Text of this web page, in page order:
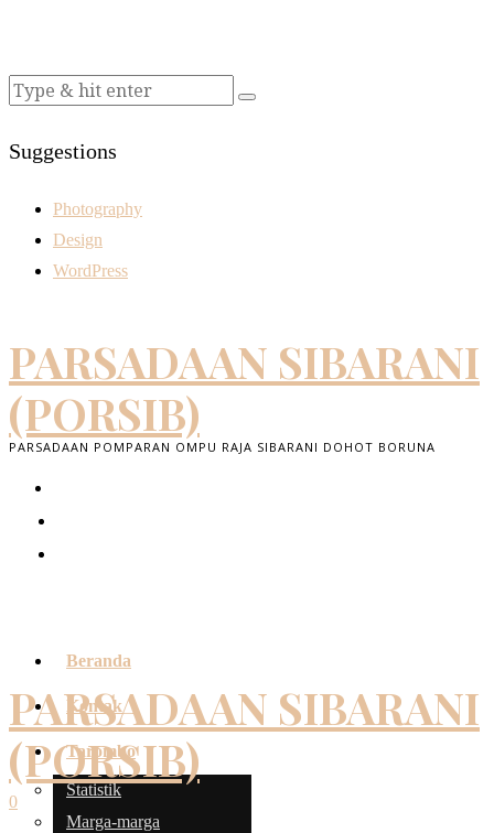
Suggestions
Photography
Design
WordPress
PARSADAAN SIBARANI
(PORSIB)
PARSADAAN POMPARAN OMPU RAJA SIBARANI DOHOT BORUNA
Beranda
Kontak
Tarombo
Statistik
Marga-marga
PARSADAAN SIBARANI
(PORSIB)
0